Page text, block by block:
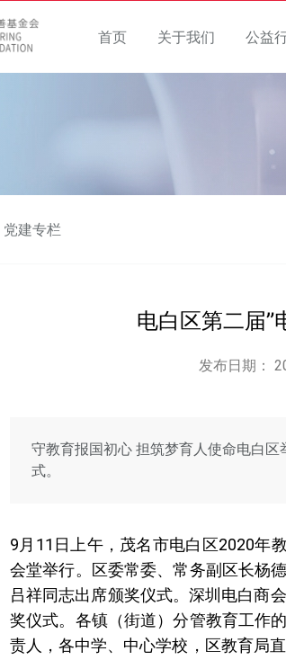
首页 关于我们 公益
党建专栏
电白区第二届”
发布日期：
守教育报国初心 担筑梦育人使命电白
式。
9月11日上午，茂名市电白区2020年
会堂举行。区委常委、常务副区长杨
吕祥同志出席颁奖仪式。深圳电白商
奖仪式。各镇（街道）分管教育工作
责人，各中学、中心学校，区教育局